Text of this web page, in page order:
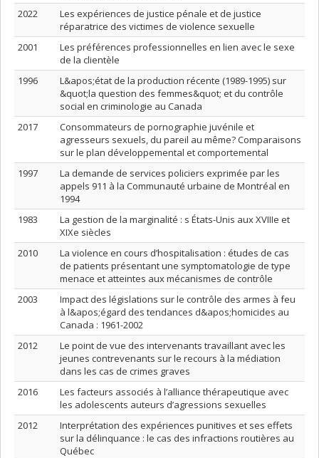
2022
Les expériences de justice pénale et de justice
réparatrice des victimes de violence sexuelle
2001
Les préférences professionnelles en lien avec le sexe
de la clientèle
1996
L&apos;état de la production récente (1989-1995) sur
&quot;la question des femmes&quot; et du contrôle
social en criminologie au Canada
2017
Consommateurs de pornographie juvénile et
agresseurs sexuels, du pareil au même? Comparaisons
sur le plan développemental et comportemental
1997
La demande de services policiers exprimée par les
appels 911 à la Communauté urbaine de Montréal en
1994
1983
La gestion de la marginalité : s États-Unis aux XVIIIe et
XIXe siècles
2010
La violence en cours d’hospitalisation : études de cas
de patients présentant une symptomatologie de type
menace et atteintes aux mécanismes de contrôle
2003
Impact des législations sur le contrôle des armes à feu
à l&apos;égard des tendances d&apos;homicides au
Canada : 1961-2002
2012
Le point de vue des intervenants travaillant avec les
jeunes contrevenants sur le recours à la médiation
dans les cas de crimes graves
2016
Les facteurs associés à l’alliance thérapeutique avec
les adolescents auteurs d’agressions sexuelles
2012
Interprétation des expériences punitives et ses effets
sur la délinquance : le cas des infractions routières au
Québec